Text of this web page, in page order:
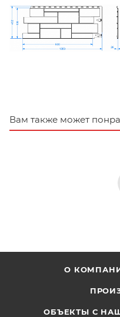
Вам также может
О
ОБЪЕКТЫ С